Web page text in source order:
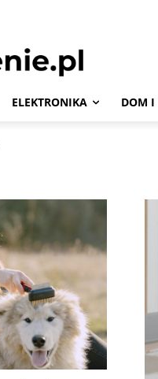
ELEKTRONIKA DOM I